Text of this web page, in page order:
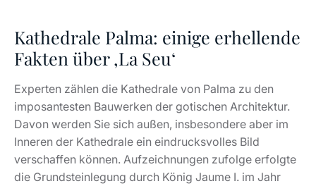
Kathedrale Palma: einige erhellende
Fakten über ‚La Seu‘
Experten zählen die Kathedrale von Palma zu den
imposantesten Bauwerken der gotischen Architektur.
Davon werden Sie sich außen, insbesondere aber im
Inneren der Kathedrale ein eindrucksvolles Bild
verschaffen können. Aufzeichnungen zufolge erfolgte
die Grundsteinlegung durch König Jaume I. im Jahr